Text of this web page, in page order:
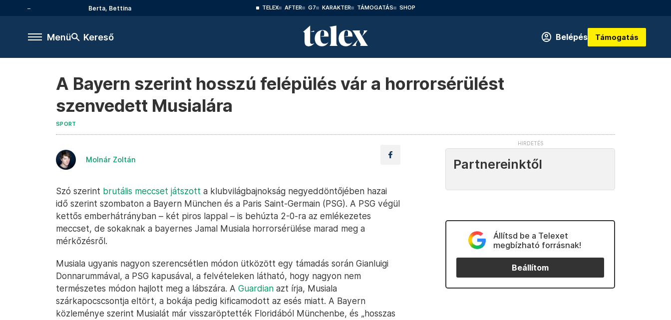
Berta, Bettina TELEX AFTER G7 KARAKTER TÁMOGATÁS SHOP
Menü Kereső Belépés Támogatás
A Bayern szerint hosszú felépülés vár a horrorsérülést
szenvedett Musialára
SPORT
Molnár Zoltán
Szó szerint brutális meccset játszott a klubvilágbajnokság negyeddöntőjében hazai
idő szerint szombaton a Bayern München és a Paris Saint-Germain (PSG). A PSG végül
kettős emberhátrányban – két piros lappal – is behúzta 2-0-ra az emlékezetes
meccset, de sokaknak a bayernes Jamal Musiala horrorsérülése marad meg a
mérkőzésről.
Musiala ugyanis nagyon szerencsétlen módon ütközött egy támadás során Gianluigi
Donnarummával, a PSG kapusával, a felvételeken látható, hogy nagyon nem
természetes módon hajlott meg a lábszára. A Guardian azt írja, Musiala
szárkapocscsontja eltört, a bokája pedig kificamodott az esés miatt. A Bayern
közleménye szerint Musialát már visszaröptették Floridából Münchenbe, és „hosszas
Partnereinktől
Állítsd be a Telexet
megbízható forrásnak!
Beállítom